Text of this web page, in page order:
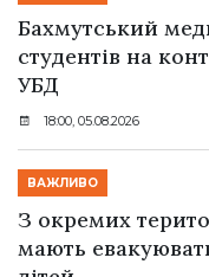
Бахмутський
студентів на
УБД
18:00, 05.08.2026
ВАЖЛИВО
З окремих
мають